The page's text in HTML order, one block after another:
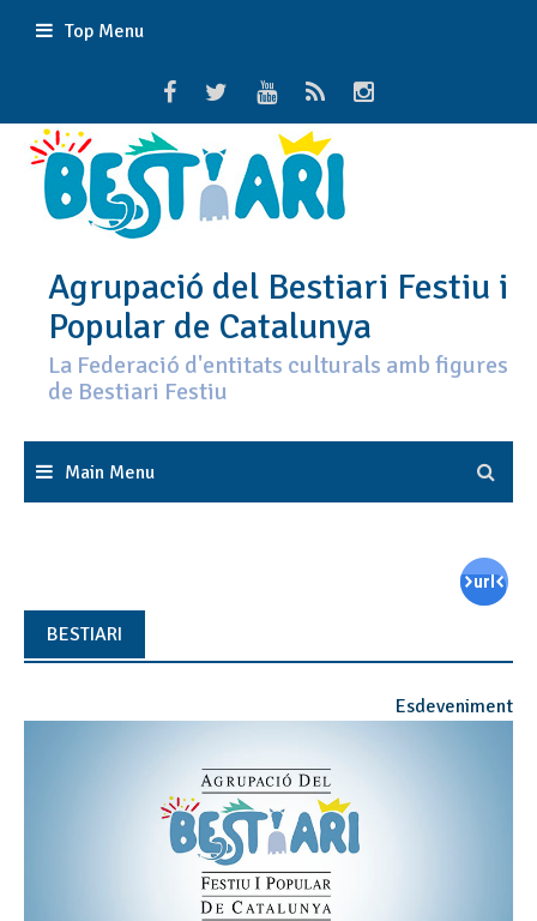
Top Menu
Agrupació del Bestiari Festiu i
Popular de Catalunya
La Federació d'entitats culturals amb figures
de Bestiari Festiu
Main Menu
BESTIARI
Esdeveniment